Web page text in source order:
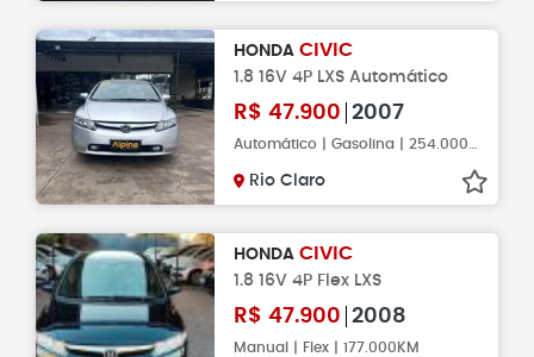
HONDA CIVIC
1.8 16V 4P LXS Automático
R$ 47.900 2007
Rio Claro
HONDA CIVIC
1.8 16V 4P Flex LXS
R$ 47.900 2008
Manual | Flex | 177.000KM